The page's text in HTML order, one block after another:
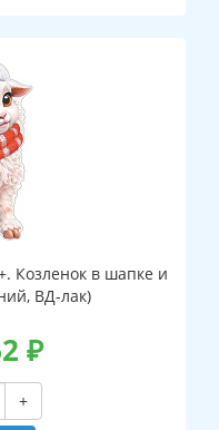
Козленок в шапке и
ВД-лак)
₽
+